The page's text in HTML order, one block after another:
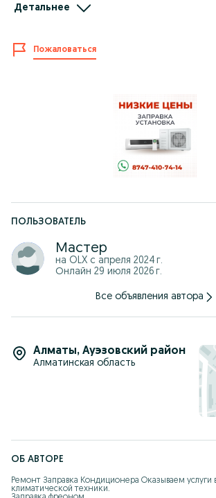
оборудования.
Доступные цены
Звоните и пишите в любое время!
Детальнее
Пожаловаться
ПОЛЬЗОВАТЕЛЬ
Мастер
на OLX с апреля 2024 г.
Онлайн 29 июля 2026 г.
Все объявления автора
Алматы, Ауэзовский район
Алматинская область
ОБ АВТОРЕ
Ремонт Заправка Кондиционера Oкaзываем услуги
климатичеcкой техники.